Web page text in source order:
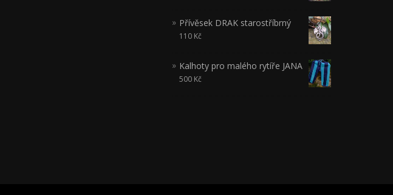
Přívěsek DRAK starostříbrný
110 Kč
Kalhoty pro malého rytíře JANA
500 Kč